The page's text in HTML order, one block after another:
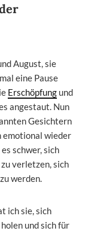
August, sie
eine Pause
Erschöpfung und
angestaut. Nun
Gesichtern
emotional wieder
schwer, sich
verletzen, sich
werden.
ich sie, sich
und sich für